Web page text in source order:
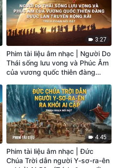
3:27
Phim tài liệu âm nhạc | Người Do
Thái sống lưu vong và Phúc Âm
của vương quốc thiên đàng
đoạn nổi bật)
4:45
Phim tài liệu âm nhạc | Đức
Chúa Trời dẫn người Y-sơ-ra-ên